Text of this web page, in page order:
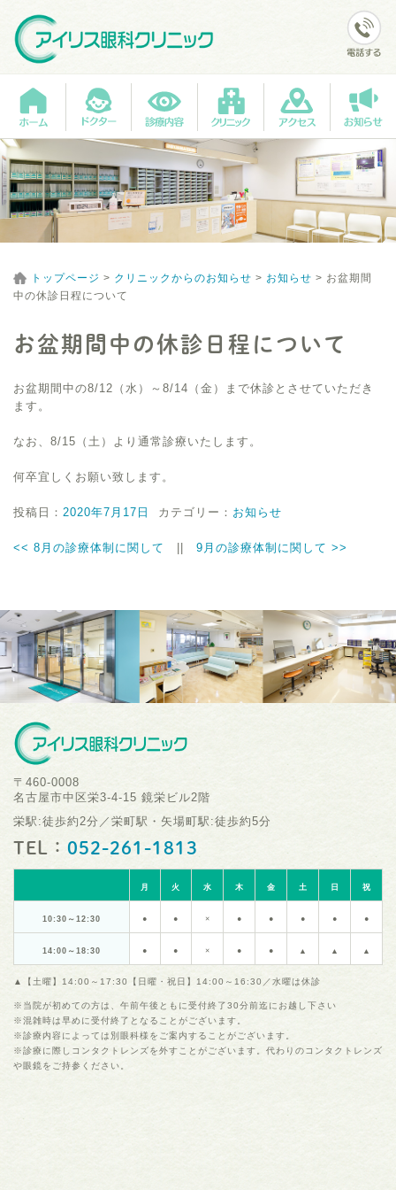
トップページ > クリニックからのお知らせ > お知らせ > お盆期間
中の休診日程について
お盆期間中の休診日程について
お盆期間中の8/12（水）～8/14（金）まで休診とさせていただき
ます。
なお、8/15（土）より通常診療いたします。
何卒宜しくお願い致します。
投稿日： 2020年7月17日 カテゴリー： お知らせ
<< 8月の診療体制に関して 9月の診療体制に関して >>
〒460-0008
名古屋市中区栄3-4-15 鏡栄ビル2階
栄駅:徒歩約2分／栄町駅・矢場町駅:徒歩約5分
TEL： 052-261-1813
月 火 水 木 金 土 日 祝
10:30～12:30 ● ● × ● ● ● ● ●
14:00～18:30 ● ● × ● ● ▲ ▲ ▲
▲【土曜】14:00～17:30【日曜・祝日】14:00～16:30／水曜は休診
※当院が初めての方は、午前午後ともに受付終了30分前迄にお越し下さい
※混雑時は早めに受付終了となることがございます。
※診療内容によっては別眼科様をご案内することがございます。
※診療に際しコンタクトレンズを外すことがございます。代わりのコンタクトレンズ
や眼鏡をご持参ください。